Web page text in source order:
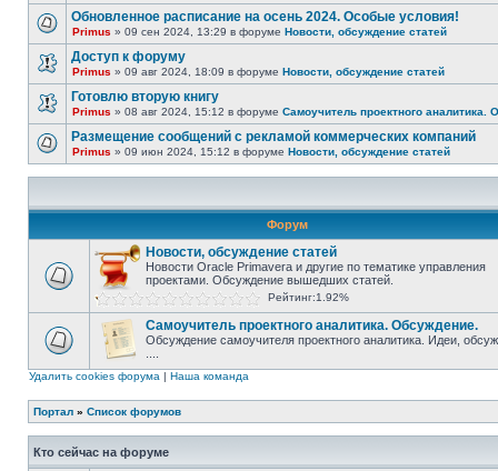
Обновленное расписание на осень 2024. Особые условия!
Primus » 09 сен 2024, 13:29 в форуме Новости, обсуждение статей
Доступ к форуму
Primus » 09 авг 2024, 18:09 в форуме Новости, обсуждение статей
Готовлю вторую книгу
Primus » 08 авг 2024, 15:12 в форуме Самоучитель проектного аналитика.
Размещение сообщений с рекламой коммерческих компаний
Primus » 09 июн 2024, 15:12 в форуме Новости, обсуждение статей
Форум
Новости, обсуждение статей
Новости Oracle Primavera и другие по тематике управления
проектами. Обсуждение вышедших статей.
Рейтинг:1.92%
Самоучитель проектного аналитика. Обсуждение.
Обсуждение самоучителя проектного аналитика. Идеи,
Удалить cookies форума | Наша команда
Портал » Список форумов
Кто сейчас на форуме